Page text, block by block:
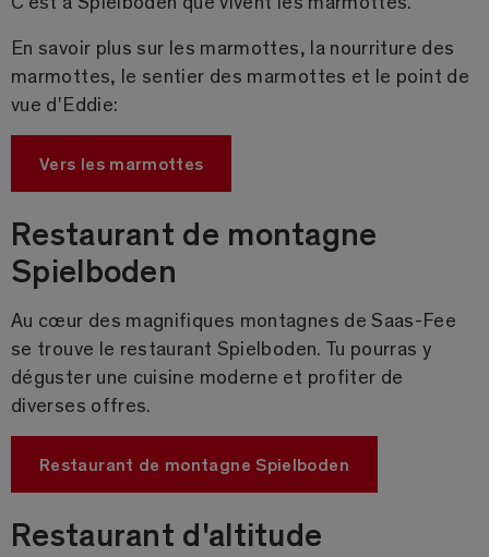
En savoir plus sur les marmottes, la nourriture des
marmottes, le sentier des marmottes et le point de
vue d'Eddie:
Vers les marmottes
Restaurant de montagne
Spielboden
Au cœur des magnifiques montagnes de Saas-Fee
se trouve le restaurant Spielboden. Tu pourras y
déguster une cuisine moderne et profiter de
diverses offres.
Restaurant de montagne Spielboden
Restaurant d'altitude